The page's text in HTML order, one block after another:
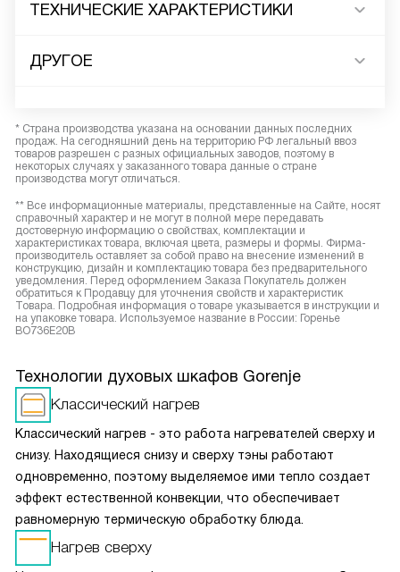
ТЕХНИЧЕСКИЕ ХАРАКТЕРИСТИКИ
ДРУГОЕ
* Страна производства указана на основании данных последних
продаж. На сегодняшний день на территорию РФ легальный ввоз
товаров разрешен с разных официальных заводов, поэтому в
некоторых случаях у заказанного товара данные о стране
производства могут отличаться.
** Все информационные материалы, представленные на Сайте, носят
справочный характер и не могут в полной мере передавать
достоверную информацию о свойствах, комплектации и
характеристиках товара, включая цвета, размеры и формы. Фирма-
производитель оставляет за собой право на внесение изменений в
конструкцию, дизайн и комплектацию товара без предварительного
уведомления. Перед оформлением Заказа Покупатель должен
обратиться к Продавцу для уточнения свойств и характеристик
Товара. Подробная информация о товаре указывается в инструкции и
на упаковке товара. Используемое название в России: Горенье
BO736E20B
Технологии духовых шкафов Gorenje
Классический нагрев
Классический нагрев - это работа нагревателей сверху и
снизу. Находящиеся снизу и сверху тэны работают
одновременно, поэтому выделяемое ими тепло создает
эффект естественной конвекции, что обеспечивает
равномерную термическую обработку блюда.
Нагрев сверху